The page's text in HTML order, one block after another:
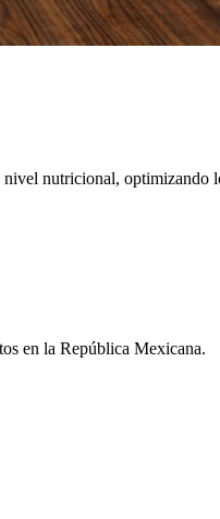
nutricional,
en la República Mexicana.